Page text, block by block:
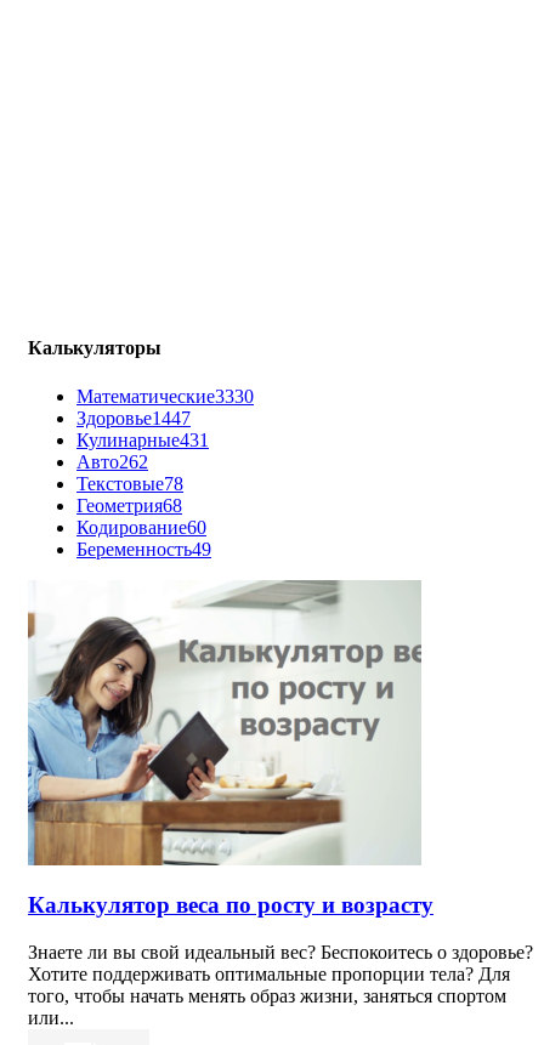
Калькуляторы
Математические3330
Здоровье1447
Кулинарные431
Авто262
Текстовые78
Геометрия68
Кодирование60
Беременность49
Калькулятор веса по росту и возрасту
Знаете ли вы свой идеальный вес? Беспокоитесь о здоровье?
Хотите поддерживать оптимальные пропорции тела? Для
того, чтобы начать менять образ жизни, заняться спортом
или...